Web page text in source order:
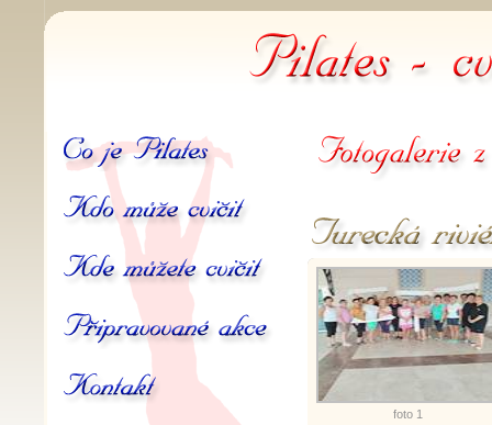
Pilates
Co je Pilates
Kdo může cvičit
Kde můžete cvičit
Připravované akce
Kontakt
Fotogalerie z akcí
Turecká riviéra -
foto 1